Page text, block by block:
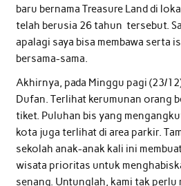
baru bernama Treasure Land di
telah berusia 26 tahun tersebut.
apalagi saya bisa membawa serta
bersama-sama.
Akhirnya, pada Minggu pagi (23/
Dufan. Terlihat kerumunan orang
tiket. Puluhan bis yang
kota juga terlihat di area parkir.
sekolah anak-anak kali ini
wisata prioritas untuk
senang. Untunglah, kami tak perlu